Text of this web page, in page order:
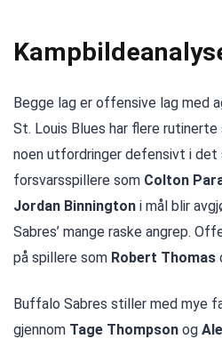
Begge lag er offensive lag med
St. Louis Blues har flere
noen utfordringer defensivt i det
forsvarsspillere som Colton
Jordan Binnington i mål blir
Sabres’ mange raske angrep.
på spillere som Robert Thomas
Buffalo Sabres stiller med mye
gjennom Tage Thompson og